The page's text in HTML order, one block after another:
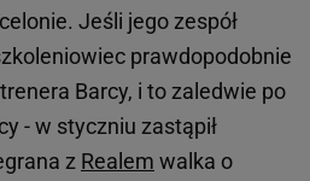
Jeśli jego zespół
prawdopodobnie
Barcy, i to zaledwie po
- w styczniu zastąpił
z Realem walka o